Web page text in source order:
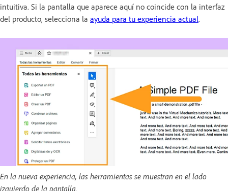
intuitiva. Si la pantalla que aparece aquí no coincide con la interfaz
del producto, selecciona la ayuda para tu experiencia actual.
En la nueva experiencia, las herramientas se muestran en el lado
izquierdo de la pantalla.